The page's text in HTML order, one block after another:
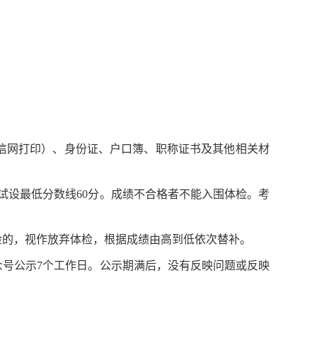
打印）、 身份证、户口簿、职称证书及其他相关材
设最低分数线60分。成绩不合格者不能入围体检。考
，视作放弃体检，根据成绩由高到低依次替补。
号公示7个工作日。公示期满后，没有反映问题或反映